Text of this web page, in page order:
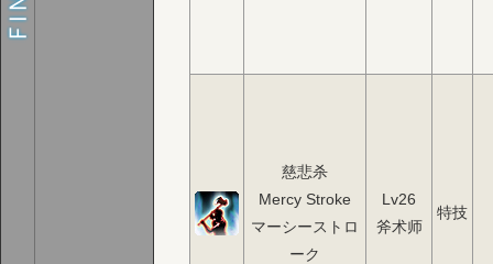
慈悲杀
Mercy Stroke
マーシーストロ
ーク
Lv26
斧术师
特技